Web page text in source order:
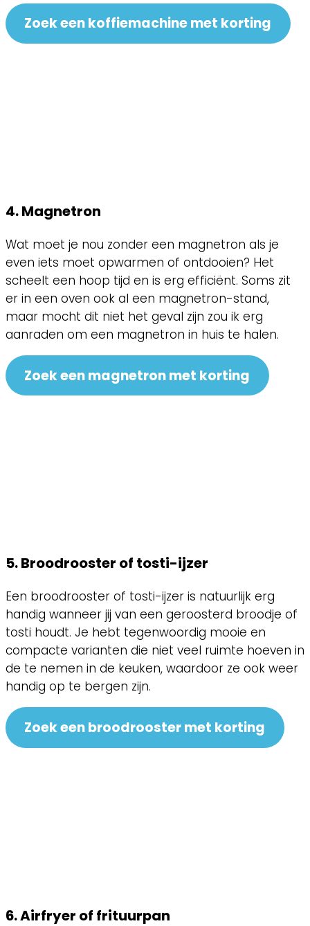
Zoek een koffiemachine met korting
4. Magnetron
Wat moet je nou zonder een magnetron als je
even iets moet opwarmen of ontdooien? Het
scheelt een hoop tijd en is erg efficiënt. Soms zit
er in een oven ook al een magnetron-stand,
maar mocht dit niet het geval zijn zou ik erg
aanraden om een magnetron in huis te halen.
Zoek een magnetron met korting
5. Broodrooster of tosti-ijzer
Een broodrooster of tosti-ijzer is natuurlijk erg
handig wanneer jij van een geroosterd broodje of
tosti houdt. Je hebt tegenwoordig mooie en
compacte varianten die niet veel ruimte hoeven in
de te nemen in de keuken, waardoor ze ook weer
handig op te bergen zijn.
Zoek een broodrooster met korting
6. Airfryer of frituurpan